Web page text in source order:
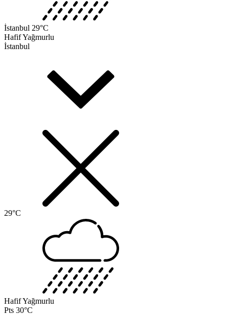
İstanbul 29°C
Hafif Yağmurlu
İstanbul
29°C
Hafif Yağmurlu
Pts 30°C